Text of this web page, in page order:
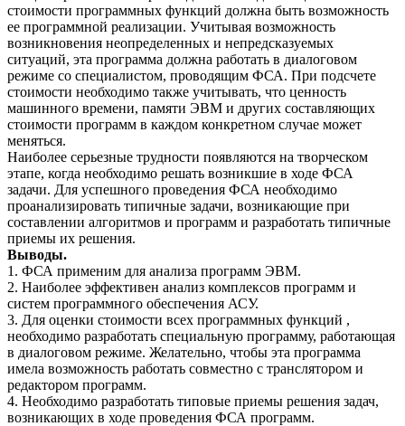
стоимости программных функций должна быть возможность
ее программной реализации. Учитывая возможность
возникновения неопределенных и непредсказуемых
ситуаций, эта программа должна работать в диалоговом
режиме со специалистом, проводящим ФСА. При подсчете
стоимости необходимо также учитывать, что ценность
машинного времени, памяти ЭВМ и других составляющих
стоимости программ в каждом конкретном случае может
меняться.
Наиболее серьезные трудности появляются на творческом
этапе, когда необходимо решать возникшие в ходе ФСА
задачи. Для успешного проведения ФСА необходимо
проанализировать типичные задачи, возникающие при
составлении алгоритмов и программ и разработать типичные
приемы их решения.
Выводы.
1. ФСА применим для анализа программ ЭВМ.
2. Наиболее эффективен анализ комплексов программ и
систем программного обеспечения АСУ.
3. Для оценки стоимости всех программных функций ,
необходимо разработать специальную программу, работающая
в диалоговом режиме. Желательно, чтобы эта программа
имела возможность работать совместно с транслятором и
редактором программ.
4. Необходимо разработать типовые приемы решения задач,
возникающих в ходе проведения ФСА программ.